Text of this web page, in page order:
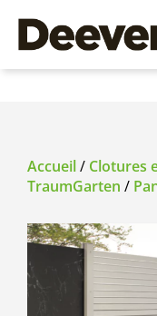
Accueil/ Clotures
TraumGarten /